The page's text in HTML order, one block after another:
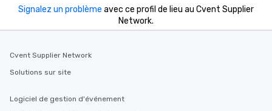
Signalez un problème avec ce profil de lieu au Cvent Supplier
Network.
Cvent Supplier Network
Solutions sur site
Logiciel de gestion d'événement